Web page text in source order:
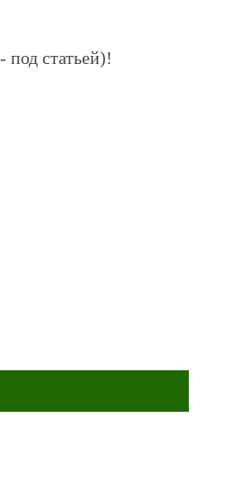
под статьей)!